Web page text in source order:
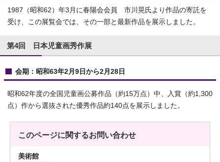
1987（昭和62）年3月に春陽会会員 市川晃氏より作品の寄託を
受け、この展覧会では、その一部と最新作品を展示しました。
第4回 日本児童画秀作展
会期：昭和63年2月9日から2月28日
昭和62年度の全国児童画公募作品（約15万点）中、入賞（約1,300
点）作から選抜された優秀作品約140点を展示しました。
このページに関するお問い合わせ
美術館